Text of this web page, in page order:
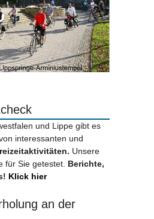
und Lippe gibt es
interessanten und
Unsere
für Sie getestet. Berichte,
Klick hier
an der